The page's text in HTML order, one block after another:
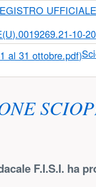
10-
F.I.S.I. ha